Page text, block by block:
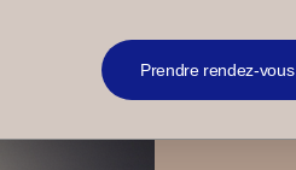
Prendre rendez-vous